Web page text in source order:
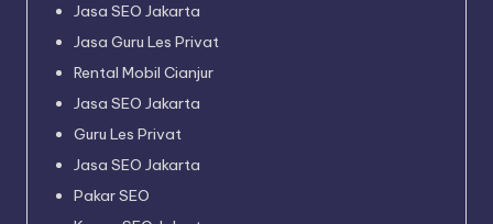
Jasa SEO Jakarta
Jasa Guru Les Privat
Rental Mobil Cianjur
Jasa SEO Jakarta
Guru Les Privat
Jasa SEO Jakarta
Pakar SEO